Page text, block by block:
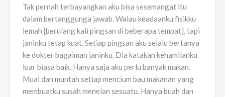
Tak pernah terbayangkan aku bisa sesemangat itu
dalam bertanggunga jawab. Walau keadaanku fisikku
lemah [berulang kali pingsan di beberapa tempat], tapi
janinku tetap kuat. Setiap pingsan aku selalu bertanya
ke dokter bagaiman janinku. Dia katakan kehamilanku
luar biasa baik. Hanya saja aku perlu banyak makan.
Mual dan muntah setiap mencium bau makanan yang
membuatku susah menelan sesuatu. Hanya buah dan